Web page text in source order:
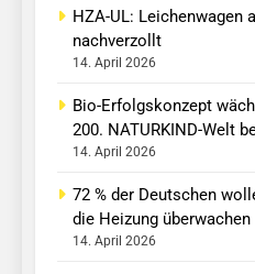
HZA-UL: Leichenwagen
nachverzollt
14. April 2026
Bio-Erfolgskonzept
200. NATURKIND-Welt
14. April 2026
72 % der Deutschen
die Heizung überwachen
14. April 2026